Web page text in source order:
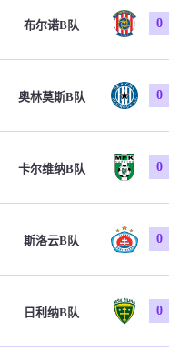
布尔诺B队 0
奥林莫斯B队 0
卡尔维纳B队 0
斯洛云B队 0
日利纳B队 0